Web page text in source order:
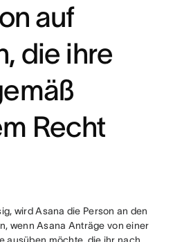
auf
die ihre
Recht
wird Asana die Person an den
wenn Asana Anträge von einer